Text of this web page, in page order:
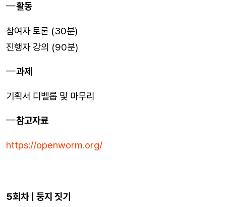
활동
참여자토론 (30분)
진행자 강의 (90분)
과제
기획서 디벨롭 및 마무리
참고자료
https://openworm.org/
5회차 | 둥지 짓기